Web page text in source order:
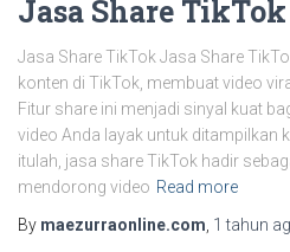
Jasa Share TikTok
Jasa Share TikTok Jasa Share
konten di TikTok, membuat video
Fitur share ini menjadi sinyal kuat
video Anda layak untuk ditampilkan
itulah, jasa share TikTok hadir
mendorong video Read more
By maezurraonline.com 1 tahun